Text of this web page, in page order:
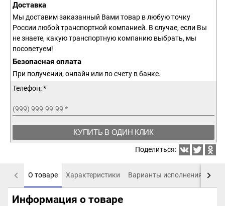
Доставка
Мы доставим заказанный Вами товар в любую точку
России любой транспортной компанией. В случае, если Вы
не знаете, какую транспортную компанию выбрать, мы
посоветуем!
Безопасная оплата
При получении, онлайн или по счету в банке.
Телефон: *
(999) 999-99-99 *
КУПИТЬ В ОДИН КЛИК
Поделиться:
О товаре Характеристики Варианты исполнения
Информация о товаре